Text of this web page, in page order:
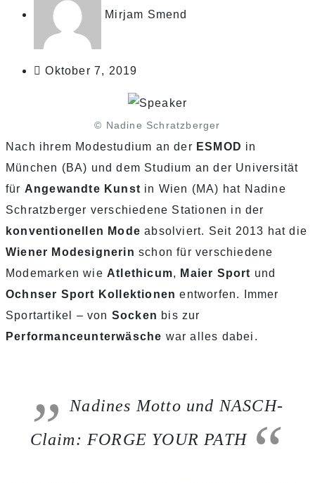
Mirjam Smend
Oktober 7, 2019
© Nadine Schratzberger
Nach ihrem Modestudium an der ESMOD in
München (BA) und dem Studium an der Universität
für Angewandte Kunst in Wien (MA) hat Nadine
Schratzberger verschiedene Stationen in der
konventionellen Mode absolviert. Seit 2013 hat die
Wiener Modesignerin schon für verschiedene
Modemarken wie Atlethicum, Maier Sport und
Ochnser Sport Kollektionen entworfen. Immer
Sportartikel – von Socken bis zur
Performanceunterwäsche war alles dabei.
Nadines Motto und NASCH-
Claim: FORGE YOUR PATH